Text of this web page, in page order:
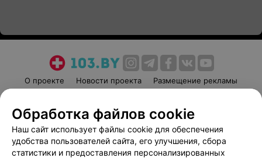
О проекте Новости проекта
Размещение рекламы
Пользовательское соглашение
Способы оплаты
Вакансии
Партнеры
Написать руководителю 103.by
Обработка файлов cookie
Наш сайт использует файлы cookie для обеспечения
удобства пользователей сайта, его улучшения, сбора
статистики и предоставления персонализированных